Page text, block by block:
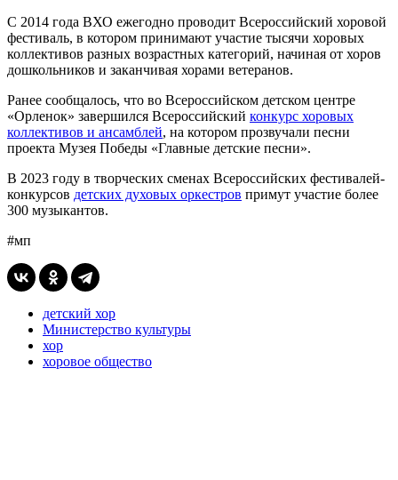
С 2014 года ВХО ежегодно проводит Всероссийский хоровой
фестиваль, в котором принимают участие тысячи хоровых
коллективов разных возрастных категорий, начиная от хоров
дошкольников и заканчивая хорами ветеранов.
Ранее сообщалось, что во Всероссийском детском центре
«Орленок» завершился Всероссийский конкурс хоровых
коллективов и ансамблей, на котором прозвучали песни
проекта Музея Победы «Главные детские песни».
В 2023 году в творческих сменах Всероссийских фестивалей-
конкурсов детских духовых оркестров примут участие более
300 музыкантов.
#мп
детский хор
Министерство культуры
хор
хоровое общество